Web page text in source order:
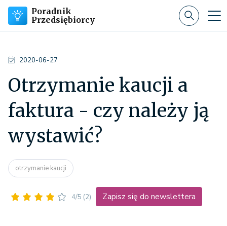
Poradnik
Przedsiębiorcy
2020-06-27
Otrzymanie kaucji a
faktura - czy należy ją
wystawić?
otrzymanie kaucji
4/5 (2) Zapisz się do newslettera